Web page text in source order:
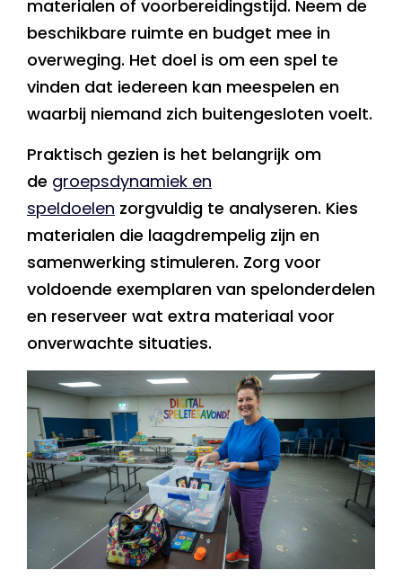
materialen of voorbereidingstijd. Neem de
beschikbare ruimte en budget mee in
overweging. Het doel is om een spel te
vinden dat iedereen kan meespelen en
waarbij niemand zich buitengesloten voelt.
Praktisch gezien is het belangrijk om
de groepsdynamiek en
speldoelen zorgvuldig te analyseren. Kies
materialen die laagdrempelig zijn en
samenwerking stimuleren. Zorg voor
voldoende exemplaren van spelonderdelen
en reserveer wat extra materiaal voor
onverwachte situaties.